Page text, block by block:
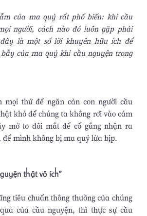
của ma quỷ rất phổ biến: khi cầu
người, cách nào đó luôn gặp phải
là một số lời khuyên hữu ích để
của ma quỷ khi cầu nguyện trong
mọi thứ để ngăn cản con người cầu
khó để chúng ta không rơi vào cám
mở to đôi mắt để cố gắng nhận ra
mình không bị ma quỷ lừa bịp.
thật vô ích”
tiêu chuẩn thông thường của chúng
của cầu nguyện, thì thực sự cầu